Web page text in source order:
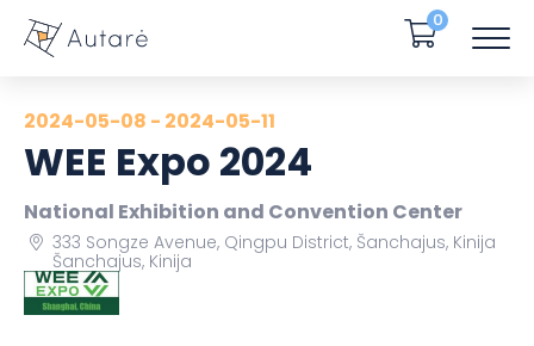
0
2024-05-08 - 2024-05-11
WEE Expo 2024
National Exhibition and Convention Center
333 Songze Avenue, Qingpu District, Šanchajus, Kinija
Šanchajus, Kinija